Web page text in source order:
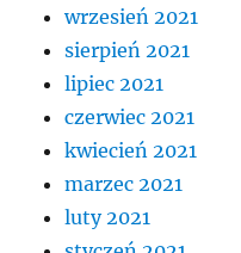
wrzesień 2021
sierpień 2021
lipiec 2021
czerwiec 2021
kwiecień 2021
marzec 2021
luty 2021